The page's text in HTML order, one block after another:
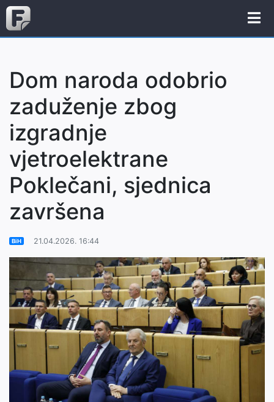
Dom naroda odobrio
zaduženje zbog
izgradnje
vjetroelektrane
Poklečani, sjednica
završena
BiH 21.04.2026. 16:44